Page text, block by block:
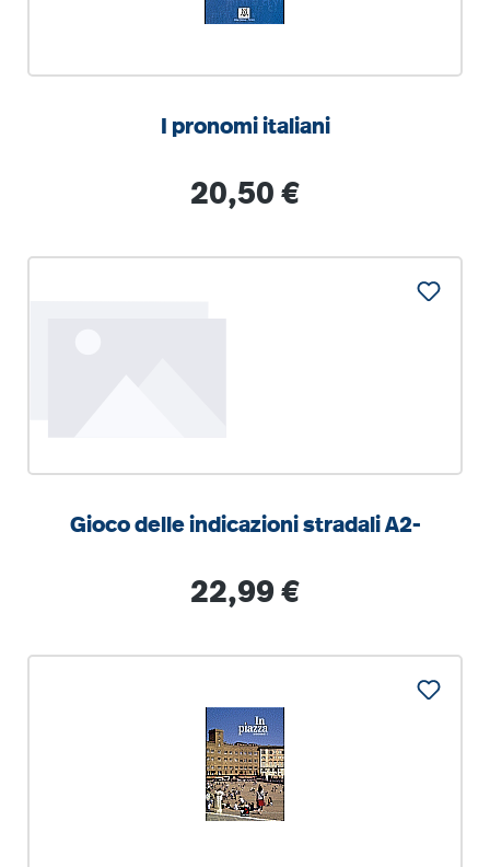
I pronomi italiani
Regulärer Preis:
20,50 €
Gioco delle indicazioni stradali A2-
Regulärer Preis:
22,99 €